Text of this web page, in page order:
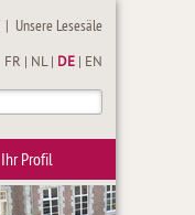
| Unsere Lesesäle
FR NL| DE EN
Ihr Profil